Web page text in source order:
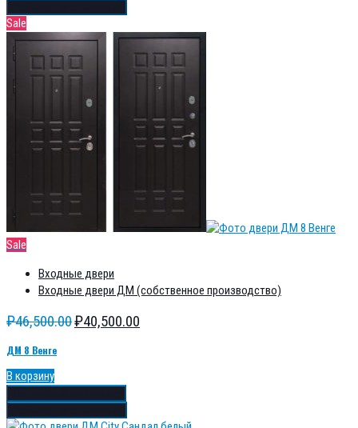
Sale
Sale
Входные двери
Входные двери ДМ (собственное производство)
₽46,500.00₽40,500.00
ДМ 8 Венге
В корзину